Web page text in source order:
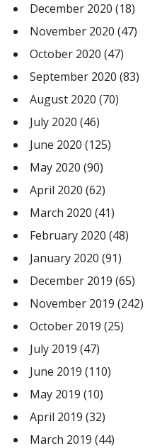
December 2020 (18)
November 2020 (47)
October 2020 (47)
September 2020 (83)
August 2020 (70)
July 2020 (46)
June 2020 (125)
May 2020 (90)
April 2020 (62)
March 2020 (41)
February 2020 (48)
January 2020 (91)
December 2019 (65)
November 2019 (242)
October 2019 (25)
July 2019 (47)
June 2019 (110)
May 2019 (10)
April 2019 (32)
March 2019 (44)